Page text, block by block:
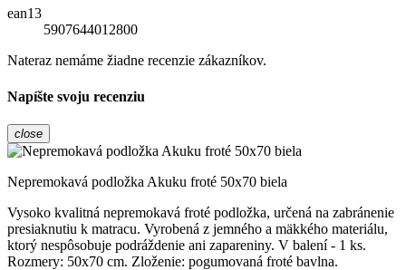
ean13
5907644012800
Nateraz nemáme žiadne recenzie zákazníkov.
Napíšte svoju recenziu
close
Nepremokavá podložka Akuku froté 50x70 biela
Vysoko kvalitná nepremokavá froté podložka, určená na zabránenie
presiaknutiu k matracu. Vyrobená z jemného a mäkkého materiálu,
ktorý nespôsobuje podráždenie ani zapareniny. V balení - 1 ks.
Rozmery: 50x70 cm. Zloženie: pogumovaná froté bavlna.